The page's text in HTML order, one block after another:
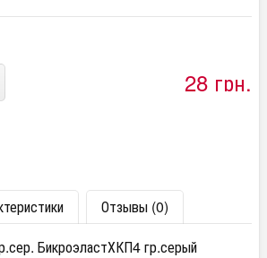
28 грн.
Отзывы (0)
БикроэластХКП4 гр.серый